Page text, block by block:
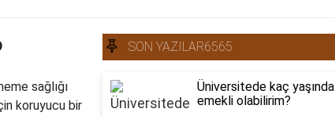
sağlığı
koruyucu bir
SON YAZILAR6565
Üniversitede kaç yaşında
emekli olabilirim?